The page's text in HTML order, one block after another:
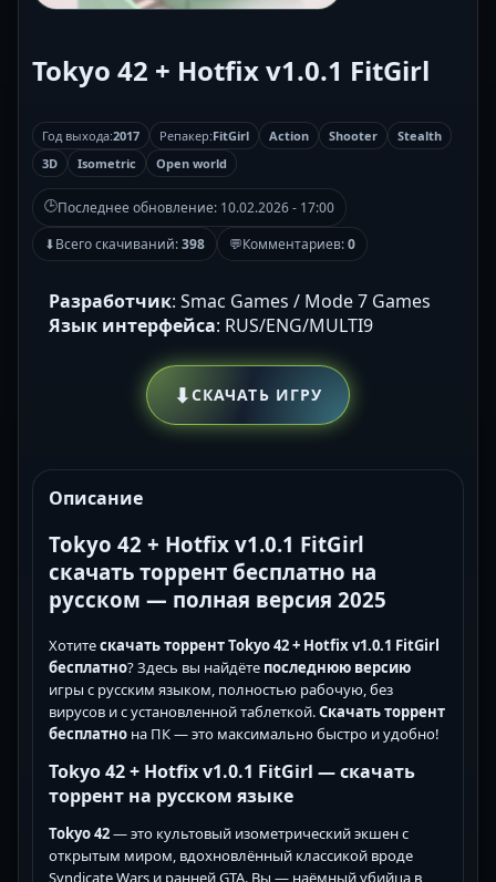
Tokyo 42 + Hotfix v1.0.1 FitGirl
Год выхода:2017 Репакер:FitGirl Action Shooter
Stealth
3D
Isometric Open world
🕒Последнее обновление: 10.02.2026 - 17:00
⬇Всего скачиваний:398 💬Комментариев:0
Разработчик: Smac Games / Mode 7 Games
Язык интерфейса: RUS/ENG/MULTI9
⬇СКАЧАТЬ ИГРУ
Описание
Tokyo 42 + Hotfix v1.0.1 FitGirl
скачать торрент бесплатно на
русском — полная версия 2025
Хотитескачать торрент Tokyo 42 + Hotfix v1.0.1 FitGirl
бесплатно? Здесь вы найдёте последнюю версию
игры с русским языком, полностью рабочую, без
вирусов и с установленной таблеткой.Скачать торрент
бесплатно на ПК — это максимально быстро и удобно!
Tokyo 42 + Hotfix v1.0.1 FitGirl — скачать
торрент на русском языке
Tokyo 42— это культовый изометрический экшен с
открытым миром, вдохновлённый классикой вроде
Syndicate Wars и ранней GTA. Вы — наёмный убийца в